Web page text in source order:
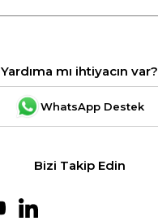
Yardıma mı ihtiyacın var?
WhatsApp Destek
Bizi Takip Edin